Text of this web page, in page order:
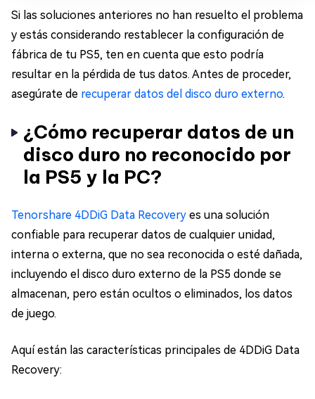
Si las soluciones anteriores no han resuelto el problema
y estás considerando restablecer la configuración de
fábrica de tu PS5, ten en cuenta que esto podría
resultar en la pérdida de tus datos. Antes de proceder,
asegúrate de recuperar datos del disco duro externo.
¿Cómo recuperar datos de un
disco duro no reconocido por
la PS5 y la PC?
Tenorshare 4DDiG Data Recovery es una solución
confiable para recuperar datos de cualquier unidad,
interna o externa, que no sea reconocida o esté dañada,
incluyendo el disco duro externo de la PS5 donde se
almacenan, pero están ocultos o eliminados, los datos
de juego.
Aquí están las características principales de 4DDiG Data
Recovery: